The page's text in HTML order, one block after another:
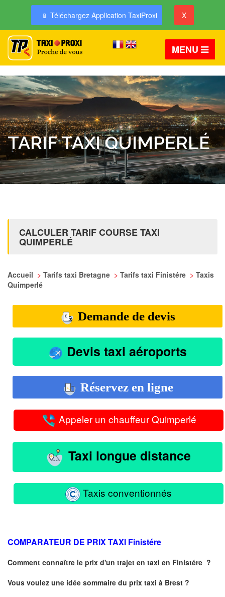
📱 Téléchargez Application TaxiProxi X
MENU
TARIF TAXI QUIMPERLÉ
CALCULER TARIF COURSE TAXI
QUIMPERLÉ
Accueil > Tarifs taxi Bretagne > Tarifs taxi Finistére > Taxis
Quimperlé
Demande de devis
Devis taxi aéroports
Réservez en ligne
Appeler un chauffeur Quimperlé
Taxi longue distance
Taxis conventionnés
COMPARATEUR DE PRIX TAXI Finistére
Comment connaître le prix d'un trajet en taxi en Finistére ?
Vous voulez une idée sommaire du prix taxi à Brest ?